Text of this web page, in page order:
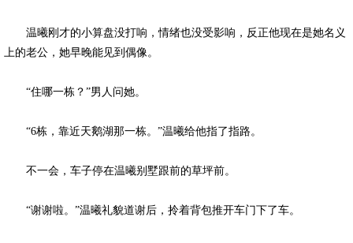
温曦刚才的小算盘没打响，情绪也没受影响，反正他现在是她名义
上的老公，她早晚能见到偶像。
“住哪一栋？”男人问她。
“6栋，靠近天鹅湖那一栋。”温曦给他指了指路。
不一会，车子停在温曦别墅跟前的草坪前。
“谢谢啦。”温曦礼貌道谢后，拎着背包推开车门下了车。